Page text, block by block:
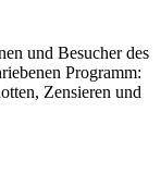
und Besucher des
Programm:
Zensieren und